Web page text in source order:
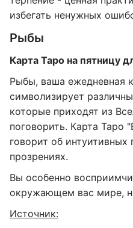
избегать ненужных
Рыбы
Карта Таро на пятницу
Рыбы, ваша ежедневная
символизирует
которые приходят из
поговорить. Карта Таро
говорит об интуитивных
прозрениях.
Вы особенно
окружающем вас мире,
Источник: